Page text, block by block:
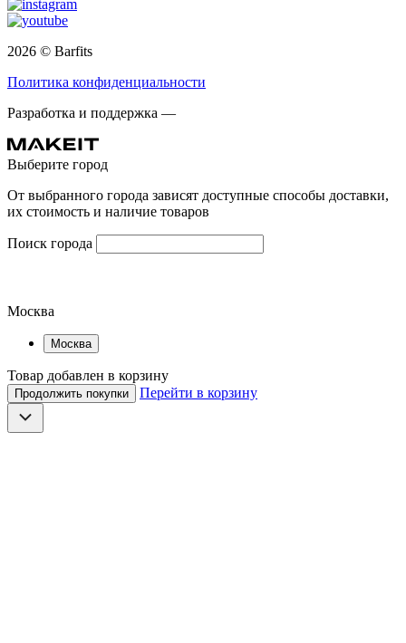
2026 © Barfits
Политика конфиденциальности
Разработка и поддержка —
Выберите город
От выбранного города зависят доступные способы доставки,
их стоимость и наличие товаров
Поиск города
Москва
Москва
Товар добавлен в корзину
Продолжить покупки Перейти в корзину